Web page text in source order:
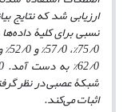
نسبی برای کلیۀ
62/0% به دست آمد.
شبکۀ عصبی در نظر
اثبات می‌کند.